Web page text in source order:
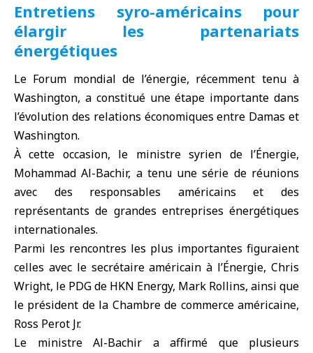
Entretiens syro-américains pour
élargir les partenariats
énergétiques
Le Forum mondial de l’énergie, récemment tenu à
Washington, a constitué une étape importante dans
l’évolution des relations économiques entre Damas et
Washington.
À cette occasion, le ministre syrien de l’Énergie,
Mohammad Al-Bachir, a tenu une série de réunions
avec des responsables américains et des
représentants de grandes entreprises énergétiques
internationales.
Parmi les rencontres les plus importantes figuraient
celles avec le secrétaire américain à l’Énergie, Chris
Wright, le PDG de HKN Energy, Mark Rollins, ainsi que
le président de la Chambre de commerce américaine,
Ross Perot Jr.
Le ministre Al-Bachir a affirmé que plusieurs